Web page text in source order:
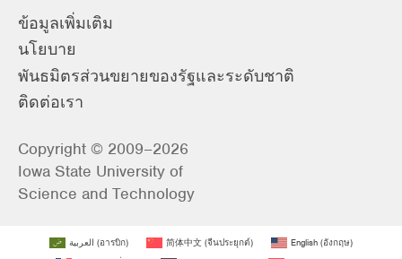
ข้อมูลเพิ่มเติม
นโยบาย
พันธมิตรส่วนขยายของรัฐและระดับชาติ
ติดต่อเรา
Copyright © 2009–2026
Iowa State University of
Science and Technology
العربية (อารบิก) 简体中文 (จีนประยุกต์) English (อังกฤษ)